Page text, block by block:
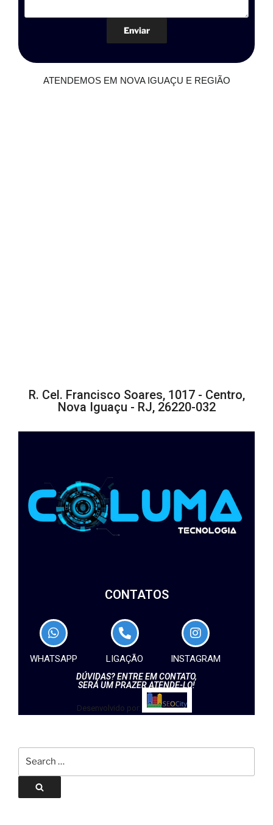
ATENDEMOS EM NOVA IGUAÇU E REGIÃO
R. Cel. Francisco Soares, 1017 - Centro,
Nova Iguaçu - RJ, 26220-032
CONTATOS
WHATSAPP LIGAÇÃO INSTAGRAM
DÚVIDAS? ENTRE EM CONTATO,
SERÁ UM PRAZER ATENDE-LO!
Desenvolvido por: